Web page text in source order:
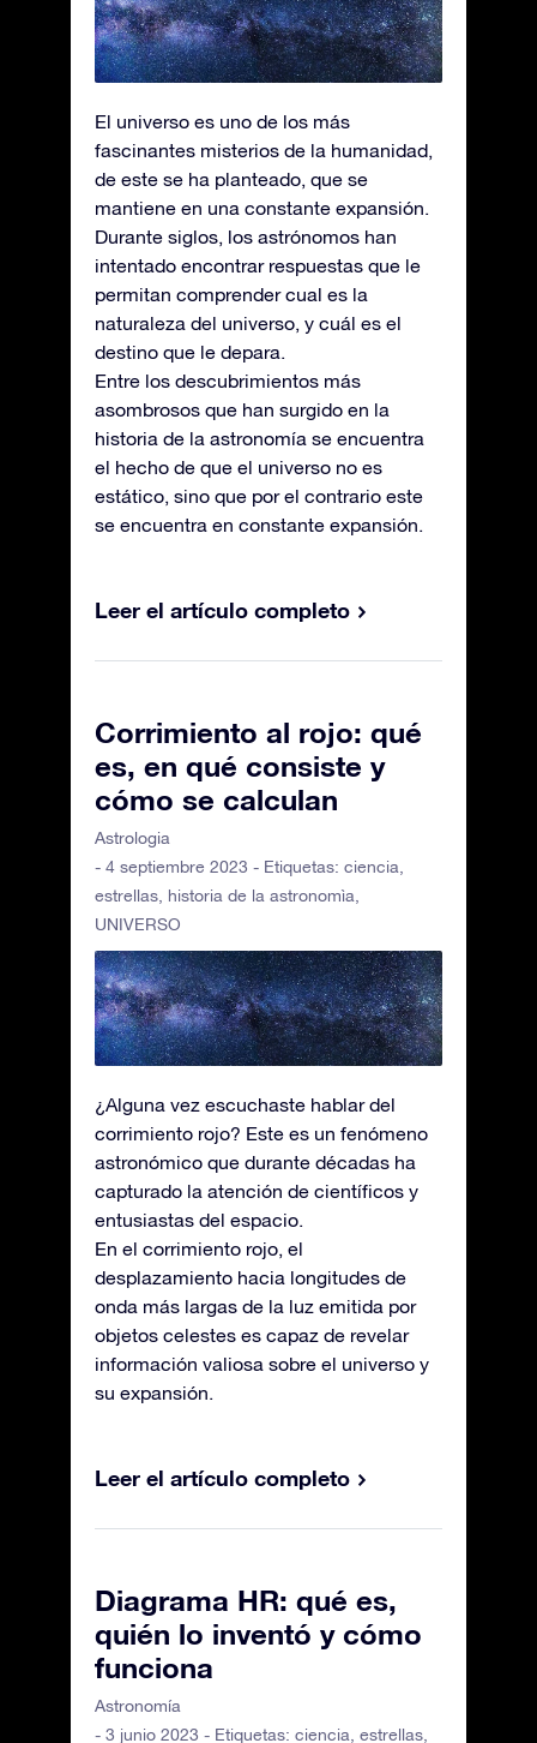
El universo es uno de los más
fascinantes misterios de la humanidad,
de este se ha planteado, que se
mantiene en una constante expansión.
Durante siglos, los astrónomos han
intentado encontrar respuestas que le
permitan comprender cual es la
naturaleza del universo, y cuál es el
destino que le depara.
Entre los descubrimientos más
asombrosos que han surgido en la
historia de la astronomía se encuentra
el hecho de que el universo no es
estático, sino que por el contrario este
se encuentra en constante expansión.
Leer el artículo completo
Corrimiento al rojo: qué
es, en qué consiste y
cómo se calculan
Astrologia
- 4 septiembre 2023 - Etiquetas: ciencia
estrellas historia de la astronomìa
UNIVERSO
¿Alguna vez escuchaste hablar del
corrimiento rojo? Este es un fenómeno
astronómico que durante décadas ha
capturado la atención de científicos y
entusiastas del espacio.
En el corrimiento rojo, el
desplazamiento hacia longitudes de
onda más largas de la luz emitida por
objetos celestes es capaz de revelar
información valiosa sobre el universo y
su expansión.
Leer el artículo completo
Diagrama HR: qué es,
quién lo inventó y cómo
funciona
Astronomía
- 3 junio 2023 - Etiquetas: ciencia estrellas